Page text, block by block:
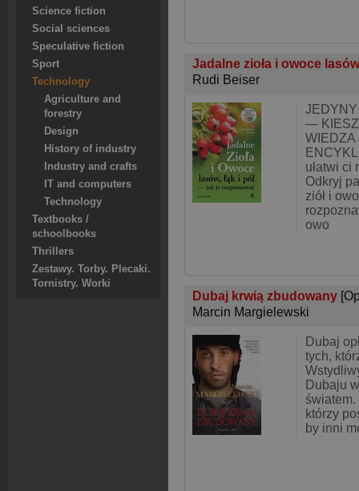
Science fiction
Social sciences
Speculative fiction
Sport
Technology
Agriculture and
forestry
Design
History of industry
Industry and crafts
IT and computers
Technology
Textbooks /
schoolbooks
Thrillers
Zestawy. Torby. Plecaki.
Tornistry. Worki
Jadalne zioła i owoce
Rudi Beiser
—
WIEDZA
ułatwi ci
Odkryj
ziół i
owo
Dubaj krwią zbudowany
Marcin Margielewski
Dubaj
tych,
Dubaju
którzy
by inni